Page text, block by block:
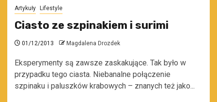
Artykuły Lifestyle
Ciasto ze szpinakiem i surimi
01/12/2013 Magdalena Drozdek
Eksperymenty są zawsze zaskakujące. Tak było w
przypadku tego ciasta. Niebanalne połączenie
szpinaku i paluszków krabowych – znanych też jako...